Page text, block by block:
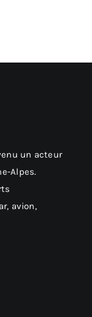
un acteur
Alpes.
avion,